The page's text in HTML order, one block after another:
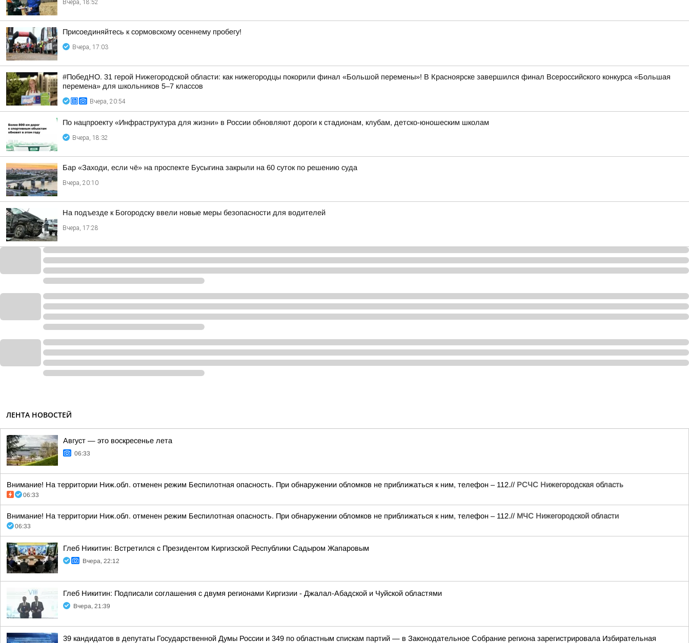
Вчера, 18:52
Присоединяйтесь к сормовскому осеннему пробегу!
Вчера, 17:03
#ПобедНО. 31 герой Нижегородской области: как нижегородцы покорили финал «Большой перемены»! В Красноярске завершился финал Всероссийского конкурса «Большая
перемена» для школьников 5–7 классов
Вчера, 20:54
По нацпроекту «Инфраструктура для жизни» в России обновляют дороги к стадионам, клубам, детско-юношеским школам
Вчера, 18:32
Бар «Заходи, если чё» на проспекте Бусыгина закрыли на 60 суток по решению суда
Вчера, 20:10
На подъезде к Богородску ввели новые меры безопасности для водителей
Вчера, 17:28
ЛЕНТА НОВОСТЕЙ
Август — это воскресенье лета
06:33
Внимание! На территории Ниж.обл. отменен режим Беспилотная опасность. При обнаружении обломков не приближаться к ним, телефон – 112.// РСЧС Нижегородская область
06:33
Внимание! На территории Ниж.обл. отменен режим Беспилотная опасность. При обнаружении обломков не приближаться к ним, телефон – 112.// МЧС Нижегородской области
06:33
Глеб Никитин: Встретился с Президентом Киргизской Республики Садыром Жапаровым
Вчера, 22:12
Глеб Никитин: Подписали соглашения с двумя регионами Киргизии - Джалал-Абадской и Чуйской областями
Вчера, 21:39
39 кандидатов в депутаты Государственной Думы России и 349 по областным спискам партий — в Законодательное Собрание региона зарегистрировала Избирательная